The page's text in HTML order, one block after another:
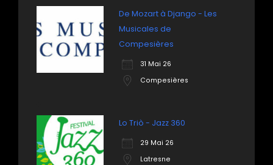
De Mozart à Django - Les
Musicales de
Compesières
31 Mai 26
Compesières
Lo Triò - Jazz 360
29 Mai 26
Latresne